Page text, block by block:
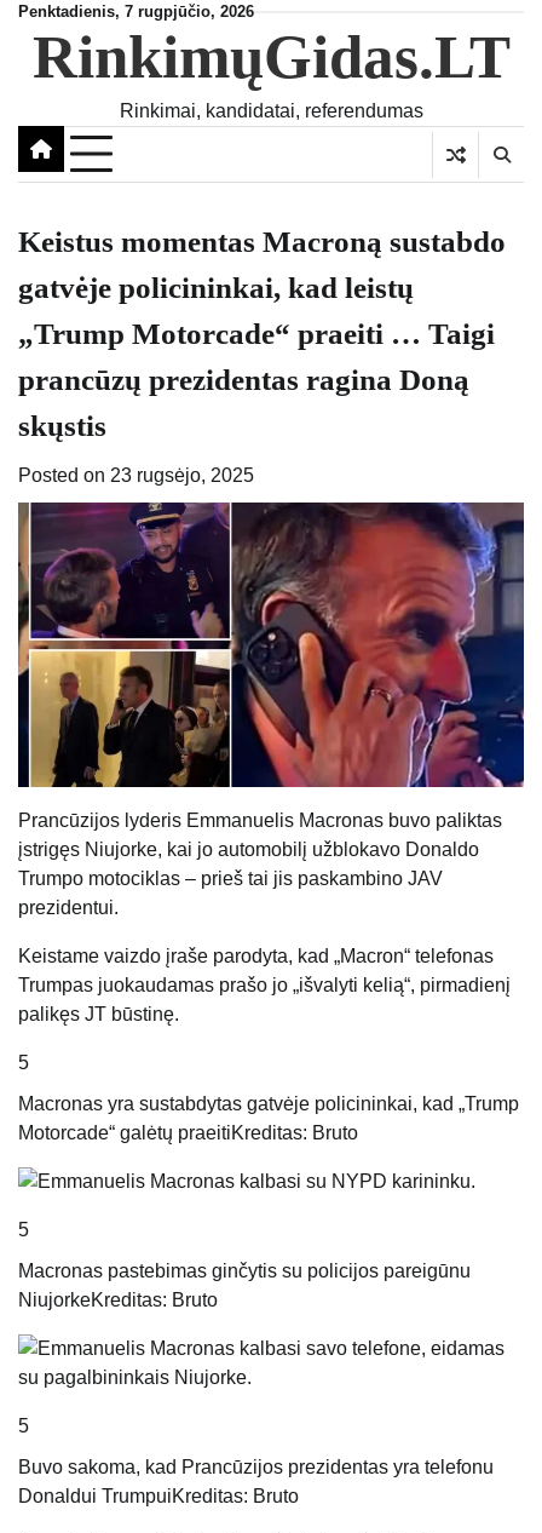
Skip
content
Penktadienis, 7 rugpjūčio, 2026
RinkimųGidas.LT
Rinkimai, kandidatai, referendumas
Keistus momentas Macroną sustabdo
gatvėje policininkai, kad leistų
„Trump Motorcade“ praeiti … Taigi
prancūzų prezidentas ragina Doną
skųstis
Posted on 23 rugsėjo, 2025
Prancūzijos lyderis Emmanuelis Macronas buvo paliktas
įstrigęs Niujorke, kai jo automobilį užblokavo Donaldo
Trumpo motociklas – prieš tai jis paskambino JAV
prezidentui.
Keistame vaizdo įraše parodyta, kad „Macron“ telefonas
Trumpas juokaudamas prašo jo „išvalyti kelią“, pirmadienį
palikęs JT būstinę.
5
Macronas yra sustabdytas gatvėje policininkai, kad „Trump
Motorcade“ galėtų praeitiKreditas: Bruto
5
Macronas pastebimas ginčytis su policijos pareigūnu
NiujorkeKreditas: Bruto
5
Buvo sakoma, kad Prancūzijos prezidentas yra telefonu
Donaldui TrumpuiKreditas: Bruto